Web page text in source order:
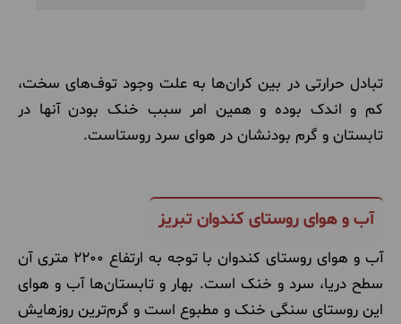
تبادل حرارتی در بین کران‌ها به علت وجود توف‌های سخت،
کم و اندک بوده و همین امر سبب خنک بودن آنها در
تابستان و گرم بودنشان در هوای سرد روستاست.
آب و هوای روستای کندوان تبریز
آب و هوای روستای کندوان با توجه به ارتفاع 2200 متری آن
سطح دریا، سرد و خنک است. بهار و تابستان‌ها آب و هوای
این روستای سنگی خنک و مطبوع است و گرم‌ترین روزهایش